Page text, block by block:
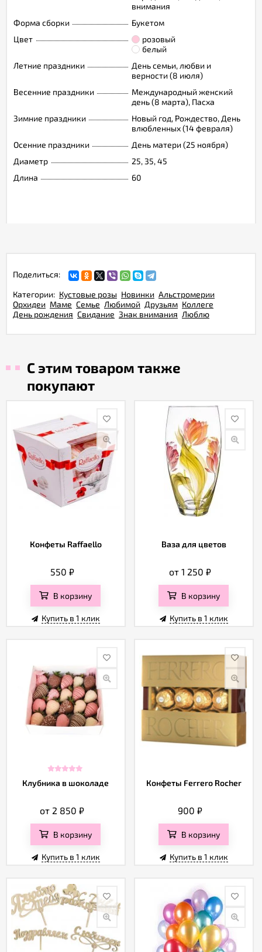
внимания
Форма сборки
Букетом
Цвет
розовый
белый
Летние праздники
День семьи, любви и
верности (8 июля)
Весенние праздники
Международный женский
день (8 марта), Пасха
Зимние праздники
Новый год, Рождество, День
влюбленных (14 февраля)
Осенние праздники
День матери (25 ноября)
Диаметр
25, 35, 45
Длина
60
Поделиться:
Категории: Кустовые розы Новинки Альстромерии
Орхидеи Маме Семье Любимой Друзьям Коллеге
День рождения Свидание Знак внимания Люблю
С этим товаром также
покупают
Конфеты Raffaello
550 ₽
В корзину
Купить в 1 клик
Ваза для цветов
от 1 250₽
В корзину
Купить в 1 клик
Клубника в шоколаде
от 2 850₽
В корзину
Купить в 1 клик
Конфеты Ferrero Rocher
900₽
В корзину
Купить в 1 клик